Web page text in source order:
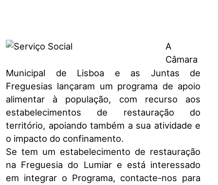
A
Câmara
Municipal de Lisboa e as Juntas de
Freguesias lançaram um programa de apoio
alimentar à população, com recurso aos
estabelecimentos de restauração do
território, apoiando também a sua atividade e
o impacto do confinamento.
Se tem um estabelecimento de restauração
na Freguesia do Lumiar e está interessado
em integrar o Programa, contacte-nos para